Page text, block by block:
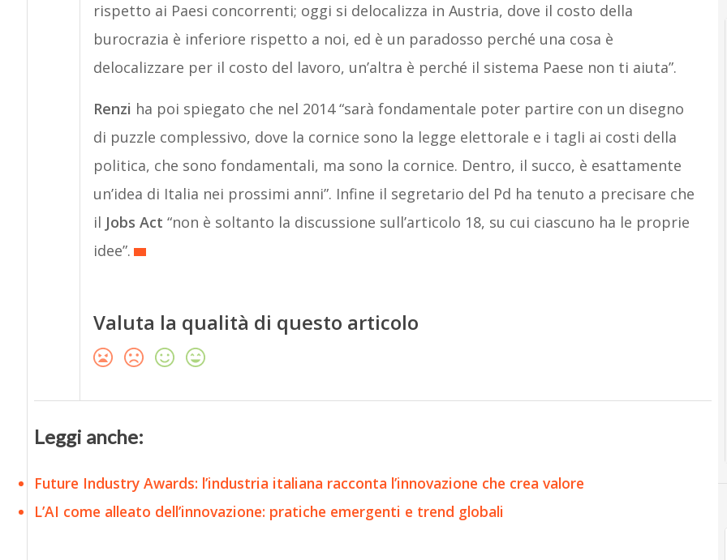
rispetto ai Paesi concorrenti; oggi si delocalizza in Austria, dove il costo della
burocrazia è inferiore rispetto a noi, ed è un paradosso perché una cosa è
delocalizzare per il costo del lavoro, un’altra è perché il sistema Paese non ti aiuta”.
Renzi ha poi spiegato che nel 2014 “sarà fondamentale poter partire con un disegno
di puzzle complessivo, dove la cornice sono la legge elettorale e i tagli ai costi della
politica, che sono fondamentali, ma sono la cornice. Dentro, il succo, è esattamente
un’idea di Italia nei prossimi anni”. Infine il segretario del Pd ha tenuto a precisare che
il Jobs Act “non è soltanto la discussione sull’articolo 18, su cui ciascuno ha le proprie
idee”.
Valuta la qualità di questo articolo
Leggi anche:
Future Industry Awards: l’industria italiana racconta l’innovazione che crea valore
L’AI come alleato dell’innovazione: pratiche emergenti e trend globali